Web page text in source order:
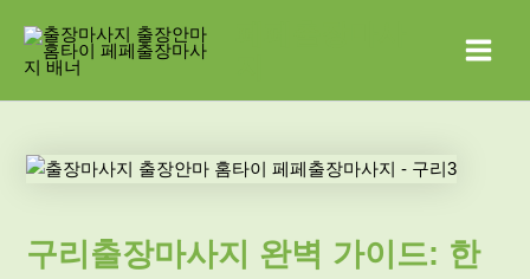
로
Menu
구리출장마사지 완벽 가이드: 한